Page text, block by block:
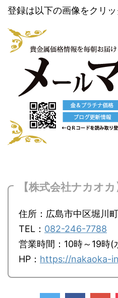
登録は以下の画像をクリ
【株式会社ナカオカ
住所：広島市中区堀川
TEL： 082-246-7788
営業時間：10時～19時(
HP： https://nakaoka-